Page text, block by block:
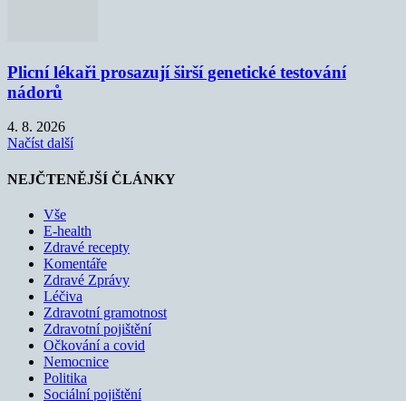
Plicní lékaři prosazují širší genetické testování
nádorů
4. 8. 2026
Načíst další
NEJČTENĚJŠÍ ČLÁNKY
Vše
E-health
Zdravé recepty
Komentáře
Zdravé Zprávy
Léčiva
Zdravotní gramotnost
Zdravotní pojištění
Očkování a covid
Nemocnice
Politika
Sociální pojištění